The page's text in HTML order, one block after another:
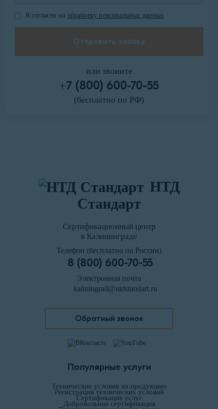
Я согласен на обработку персональных данных
или звоните
+7 (800) 600-70-55
(бесплатно по РФ)
НТД
Стандарт
Сертификационный центр
в Калининграде
Телефон (бесплатно по России)
8 (800) 600-70-55
Электронная почта
kaliningrad@ntdstandart.ru
Обратный звонок
Популярные услуги
Технические условия на продукцию
Регистрация технических условий
Сертификация услуг
Добровольная сертификация